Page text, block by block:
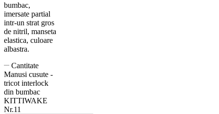
bumbac,
imersate partial
intr-un strat gros
de nitril, manseta
elastica, culoare
albastra.
Cantitate
Manusi cusute -
tricot interlock
din bumbac
KITTIWAKE
Nr.11